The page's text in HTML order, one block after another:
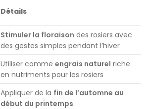
Détails
Stimuler la floraison des rosiers avec
des gestes simples pendant l’hiver
Utiliser comme engrais naturel riche
en nutriments pour les rosiers
Appliquer de la fin de l’automne au
début du printemps